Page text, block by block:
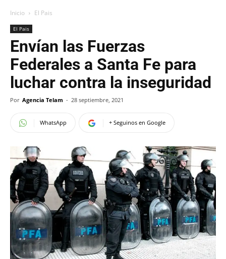
Inicio El Pais
El Pais
Envían las Fuerzas
Federales a Santa Fe para
luchar contra la inseguridad
Por Agencia Telam - 28 septiembre, 2021
WhatsApp + Seguinos en Google